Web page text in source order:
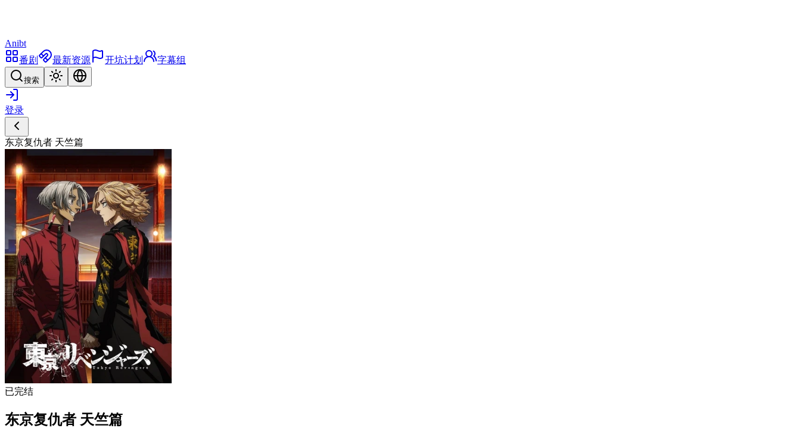
Anibt
番剧
最新资源 开坑计划 字幕组
搜索
登录
东京复仇者 天竺篇
已完结
东京复仇者 天竺篇